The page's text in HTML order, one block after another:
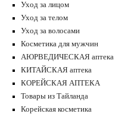
Уход за лицом
Уход за телом
Уход за волосами
Косметика для мужчин
АЮРВЕДИЧЕСКАЯ аптека
КИТАЙСКАЯ аптека
КОРЕЙСКАЯ АПТЕКА
Товары из Тайланда
Корейская косметика